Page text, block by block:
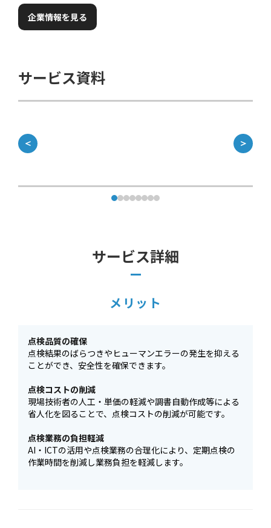
企業情報を見る
サービス資料
＜ ＞
サービス詳細
メリット
点検品質の確保
点検結果のばらつきやヒューマンエラーの発生を抑える
ことができ、安全性を確保できます。
点検コストの削減
現場技術者の人工・単価の軽減や調書自動作成等による
省人化を図ることで、点検コストの削減が可能です。
点検業務の負担軽減
AI・ICTの活用や点検業務の合理化により、定期点検の
作業時間を削減し業務負担を軽減します。